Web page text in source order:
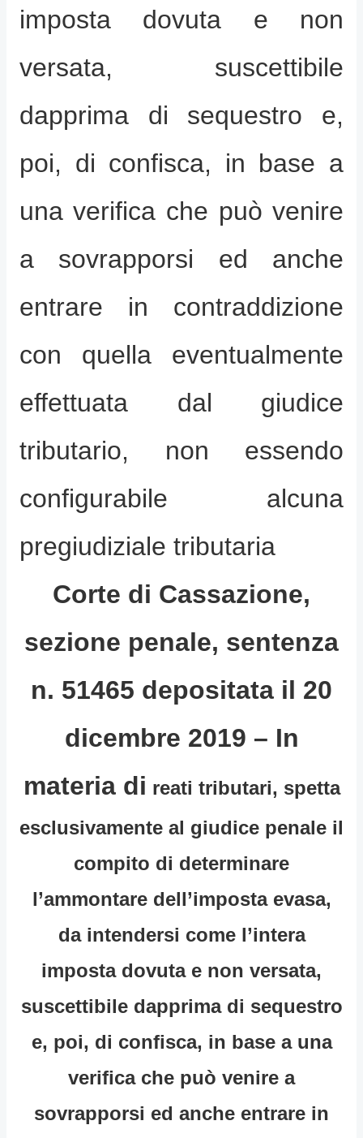
imposta dovuta e non
versata, suscettibile
dapprima di sequestro e,
poi, di confisca, in base a
una verifica che può venire
a sovrapporsi ed anche
entrare in contraddizione
con quella eventualmente
effettuata dal giudice
tributario, non essendo
configurabile alcuna
pregiudiziale tributaria
Corte di Cassazione,
sezione penale, sentenza
n. 51465 depositata il 20
dicembre 2019 – In
materia di reati tributari, spetta
esclusivamente al giudice penale il
compito di determinare
l’ammontare dell’imposta evasa,
da intendersi come l’intera
imposta dovuta e non versata,
suscettibile dapprima di sequestro
e, poi, di confisca, in base a una
verifica che può venire a
sovrapporsi ed anche entrare in